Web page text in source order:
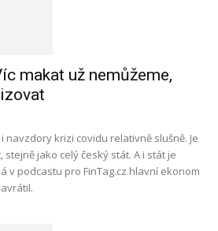
makat už nemůžeme,
navzdory krizi covidu relativně slušně. Je
jako celý český stát. A i stát je
v podcastu pro FinTag.cz hlavní ekonom